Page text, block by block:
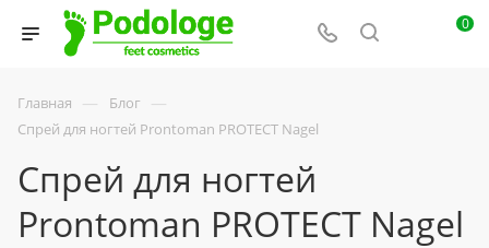
0
Главная — Блог —
Спрей для ногтей Prontoman PROTECT Nagel
Спрей для ногтей
Prontoman PROTECT Nagel